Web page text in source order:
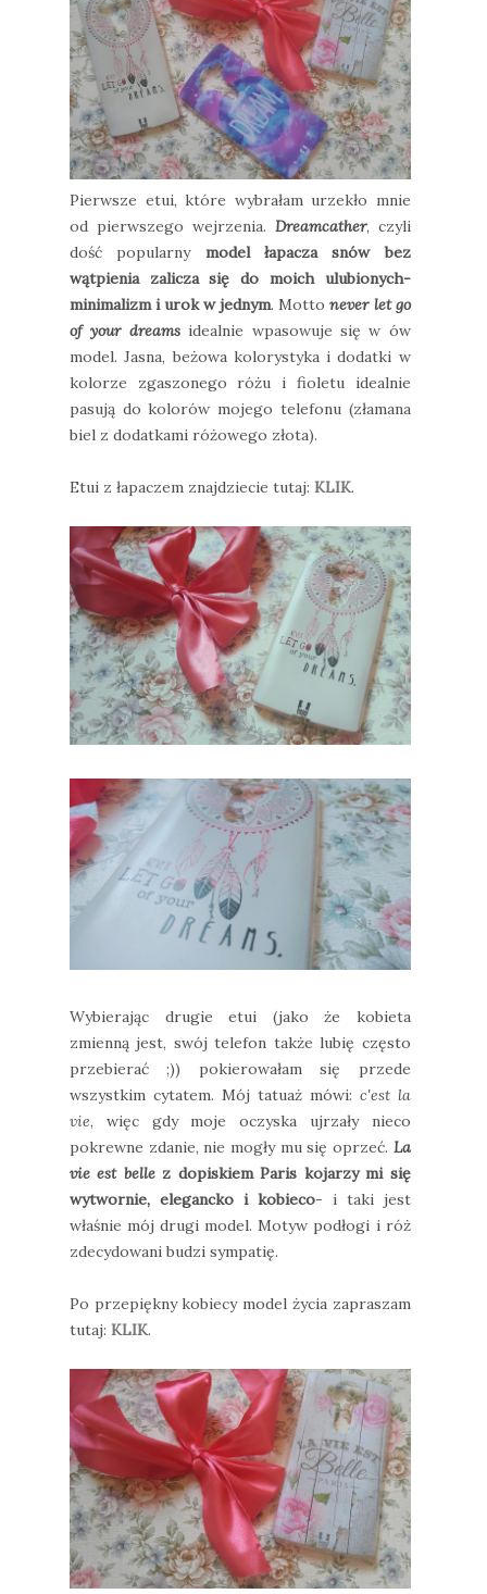
Pierwsze etui, które wybrałam urzekło mnie
od pierwszego wejrzenia. Dreamcather, czyli
dość popularny model łapacza snów bez
wątpienia zalicza się do moich ulubionych-
minimalizm i urok w jednym. Mottonever let go
of your dreamsidealnie wpasowuje się w ów
model. Jasna, beżowa kolorystyka i dodatki w
kolorze zgaszonego różu i fioletu idealnie
pasują do kolorów mojego telefonu (złamana
biel z dodatkami różowego złota).
Etui z łapaczem znajdziecie tutaj: KLIK.
Wybierając drugie etui (jako że kobieta
zmienną jest, swój telefon także lubię często
przebierać ;)) pokierowałam się przede
wszystkim cytatem. Mój tatuaż mówi: c'est la
vie, więc gdy moje oczyska ujrzały nieco
pokrewne zdanie, nie mogły mu się oprzeć. La
vie est bellez dopiskiem Paris kojarzy mi się
wytwornie, elegancko i kobieco- i taki jest
właśnie mój drugi model. Motyw podłogi i róż
zdecydowani budzi sympatię.
Po przepiękny kobiecy model życia zapraszam
tutaj: KLIK.